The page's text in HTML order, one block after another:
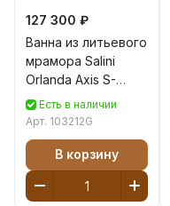
127 300 ₽
Ванна из литьевого
мрамора Salini
Orlanda Axis S-
Sense 180х80
103212G белая
встраиваемая
Есть в наличии
Арт. 103212G
В корзину